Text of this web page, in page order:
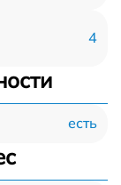
4
есть